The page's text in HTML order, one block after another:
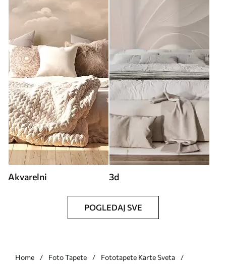
Akvarelni 3d
POGLEDAJ SVE
Home Foto Tapete
Fototapete Karte Sveta